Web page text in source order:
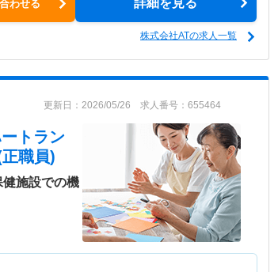
わせる 詳細を見る
株式会社ATの求人一覧
更新日：2026/05/26 求人番号：655464
トラン
職員)
施設での機